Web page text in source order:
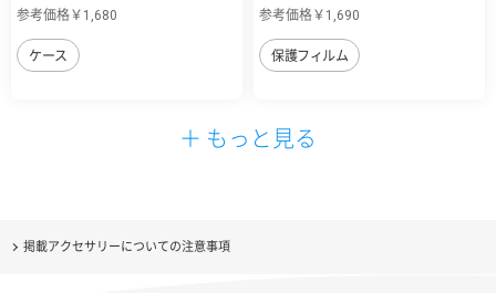
参考価格￥1,680
ケース
参考価格￥1,690
保護フィルム
＋ もっと見る
掲載アクセサリーについての注意事項